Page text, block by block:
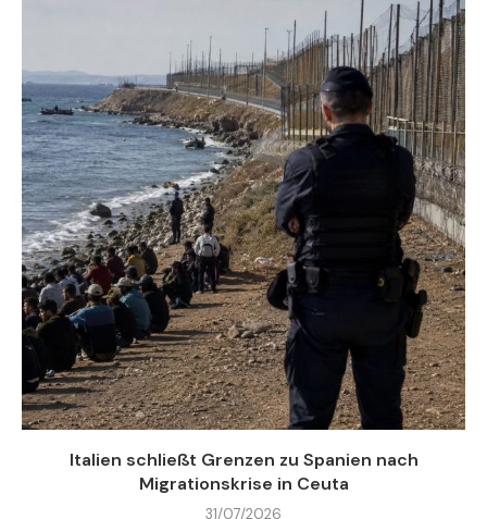
Italien schließt Grenzen zu Spanien nach
Migrationskrise in Ceuta
31/07/2026